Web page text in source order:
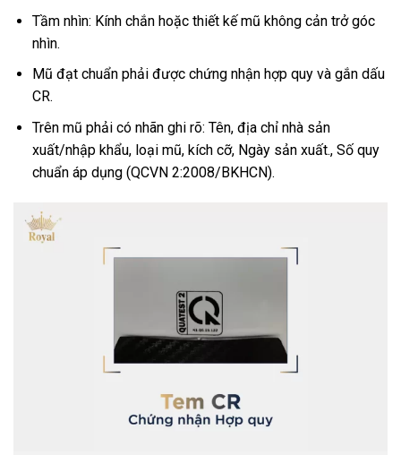
Tầm nhìn: Kính chắn hoặc thiết kế mũ không cản trở góc
nhìn.
Mũ đạt chuẩn phải được chứng nhận hợp quy và gắn dấu
CR.
Trên mũ phải có nhãn ghi rõ: Tên, địa chỉ nhà sản
xuất/nhập khẩu, loại mũ, kích cỡ, Ngày sản xuất., Số quy
chuẩn áp dụng (QCVN 2:2008/BKHCN).